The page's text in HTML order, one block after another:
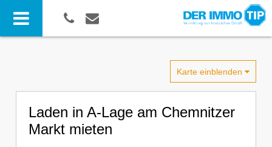
Karte einblenden
Laden in A-Lage am Chemnitzer
Markt mieten